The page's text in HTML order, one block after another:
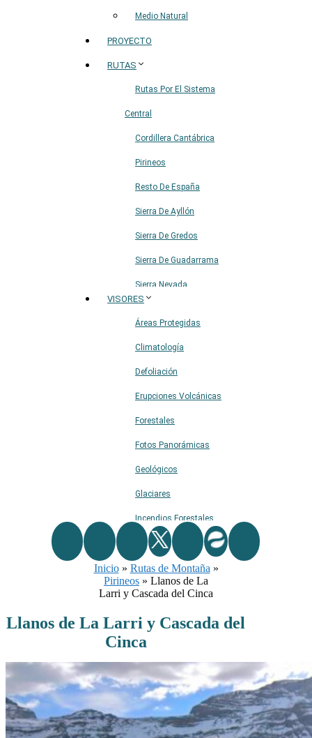
Medio Natural
PROYECTO
RUTAS
Rutas Por El Sistema
Central
Cordillera Cantábrica
Pirineos
Resto De España
Sierra De Ayllón
Sierra De Gredos
Sierra De Guadarrama
Sierra Nevada
VISORES
Áreas Protegidas
Climatología
Defoliación
Erupciones Volcánicas
Forestales
Fotos Panorámicas
Geológicos
Glaciares
Incendios Forestales
Naturaleza
Ríos
Rutas De Montaña
Terremotos
Topográficos
Vértices Geodésicos
Inicio» Rutas de Montaña »
Pirineos » Llanos de La
Larri y Cascada del Cinca
Llanos de La Larri y Cascada del
Cinca